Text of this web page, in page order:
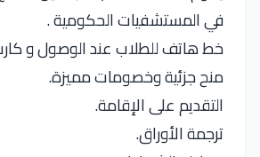
في المستشفيات الحكومية .
خط هاتف للطلاب عند الوصول و
منح جزئية وخصومات مميزة.
التقديم على الإقامة.
ترجمة الأوراق.